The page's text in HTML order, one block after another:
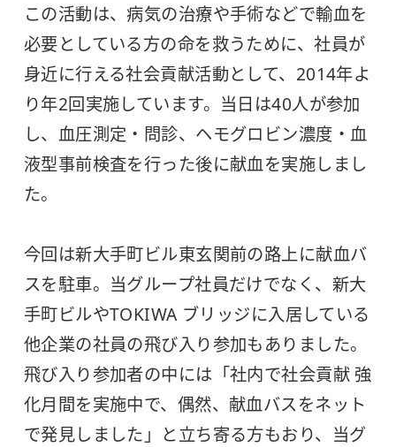
この活動は、病気の治療や手術などで輸血を
必要としている方の命を救うために、社員が
身近に行える社会貢献活動として、2014年よ
り年2回実施しています。当日は40人が参加
し、血圧測定・問診、ヘモグロビン濃度・血
液型事前検査を行った後に献血を実施しまし
た。
今回は新大手町ビル東玄関前の路上に献血バ
スを駐車。当グループ社員だけでなく、新大
手町ビルやTOKIWA ブリッジに入居している
他企業の社員の飛び入り参加もありました。
飛び入り参加者の中には「社内で社会貢献 強
化月間を実施中で、偶然、献血バスをネット
で発見しました」と立ち寄る方もおり、当グ